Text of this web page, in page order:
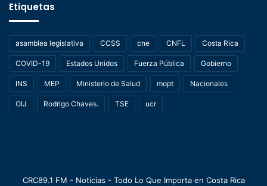
Etiquetas
asamblea legislativa CCSS cne CNFL Costa Rica
COVID-19 Estados Unidos Fuerza Pública Gobierno
INS MEP Ministerio de Salud mopt Nacionales
OIJ Rodrigo Chaves. TSE ucr
CRC89.1 FM - Noticias - Todo Lo Que Importa en Costa Rica